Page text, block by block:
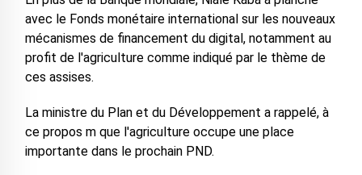
avec le Fonds monétaire international sur les nouveaux
mécanismes de financement du digital, notamment au
profit de l'agriculture comme indiqué par le thème de
ces assises.
La ministre du Plan et du Développement a rappelé, à
ce propos m que l'agriculture occupe une place
importante dans le prochain PND.